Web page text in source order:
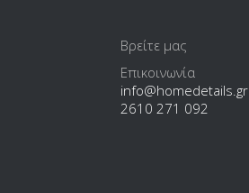
Βρείτε μας
Επικοινωνία
info@homedetails.gr
2610 271 092